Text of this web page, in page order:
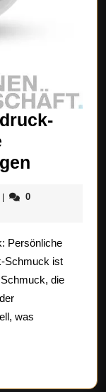
zum
Tragen
elsotanosellado
0
Persönliche
Schmuck ist
die
was